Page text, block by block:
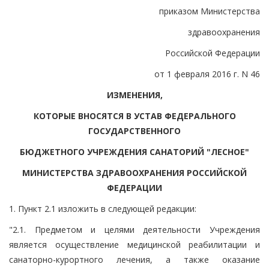
приказом Министерства
здравоохранения
Российской Федерации
от 1 февраля 2016 г. N 46
ИЗМЕНЕНИЯ,
КОТОРЫЕ ВНОСЯТСЯ В УСТАВ ФЕДЕРАЛЬНОГО
ГОСУДАРСТВЕННОГО
БЮДЖЕТНОГО УЧРЕЖДЕНИЯ САНАТОРИЙ "ЛЕСНОЕ"
МИНИСТЕРСТВА ЗДРАВООХРАНЕНИЯ РОССИЙСКОЙ
ФЕДЕРАЦИИ
1. Пункт 2.1 изложить в следующей редакции:
"2.1. Предметом и целями деятельности Учреждения
является осуществление медицинской реабилитации и
санаторно-курортного лечения, а также оказание